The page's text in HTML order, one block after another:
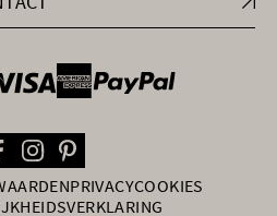
PRIVACYCOOKIES